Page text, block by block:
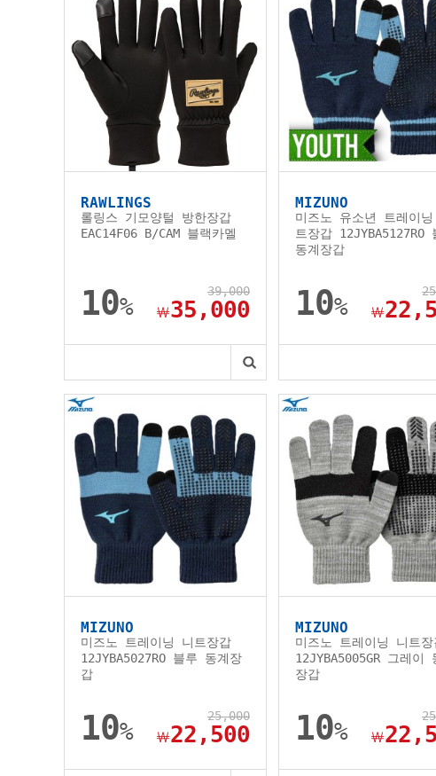
RAWLINGS
롤링스 기모양털 방한장갑
EAC14F06 B/CAM 블랙카멜
10%
39,000
￦35,000
MIZUNO
미즈노 유소년 트레이
트장갑 12JYBA5127RO
동계장갑
10% ￦
MIZUNO
미즈노 트레이닝 니트장갑
12JYBA5027RO 블루 동계장
갑
10%
25,000
￦22,500
MIZUNO
미즈노 트레이닝 니트장
12JYBA5005GR 그레이
장갑
10% ￦